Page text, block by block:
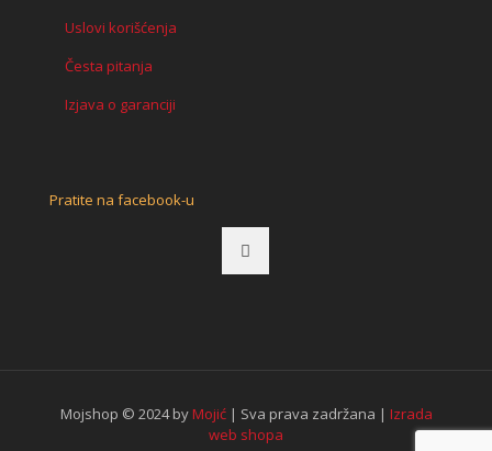
Uslovi korišćenja
Česta pitanja
Izjava o garanciji
Pratite na facebook-u
Mojshop © 2024 byMojić| Sva prava zadržana | Izrada
web shopa